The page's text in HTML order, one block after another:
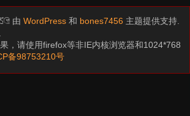
由WordPress 和 bones7456 主题提供支持.
，请使用firefox等非IE内核浏览器和1024*768
备98753210号